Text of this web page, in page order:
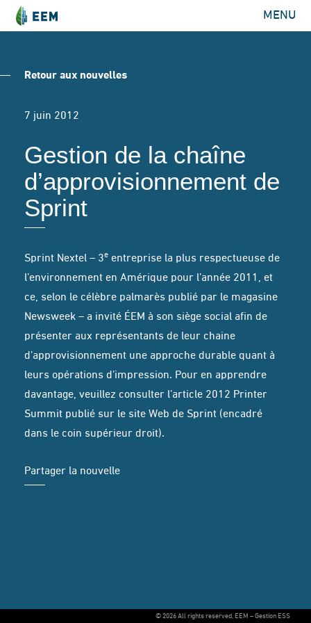
MENU
Retour aux nouvelles
7 juin 2012
Gestion de la chaîne
d’approvisionnement de
Sprint
Sprint Nextel – 3e entreprise la plus respectueuse de
l’environnement en Amérique pour l’année 2011, et
ce, selon le célèbre palmarès publié par le magasine
Newsweek – a invité ÉEM à son siège social afin de
présenter aux représentants de leur chaine
d’approvisionnement une approche durable quant à
leurs opérations d’impression. Pour en apprendre
davantage, veuillez consulter l’article 2012 Printer
Summit publié sur le site Web de Sprint (encadré
dans le coin supérieur droit).
Partager la nouvelle
© 2026 All rights reserved, EEM – Gestion ESS